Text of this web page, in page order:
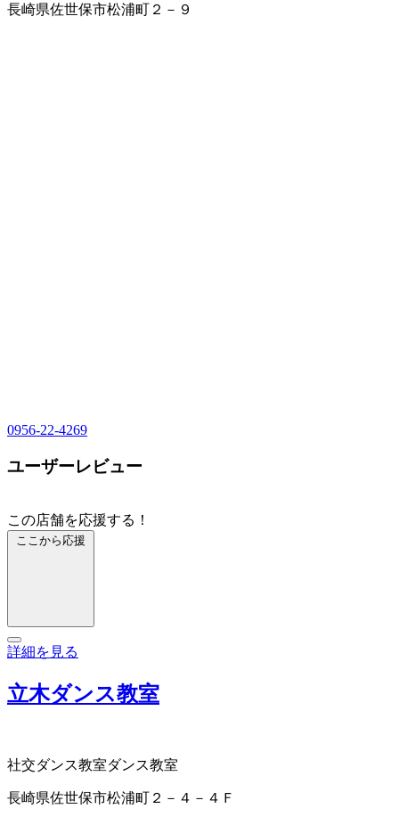
長崎県佐世保市松浦町２－９
0956-22-4269
ユーザーレビュー
この店舗を応援する！
ここから応援
詳細を見る
立木ダンス教室
社交ダンス教室ダンス教室
長崎県佐世保市松浦町２－４－４Ｆ